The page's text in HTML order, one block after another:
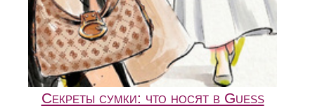
Секреты сумки: что носят в Guess